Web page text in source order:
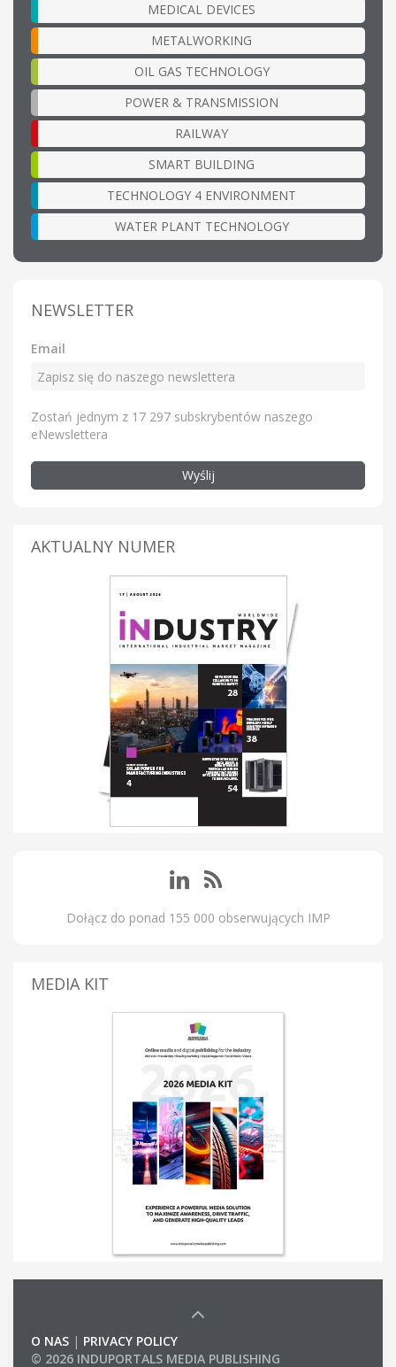
MEDICAL DEVICES
METALWORKING
OIL GAS TECHNOLOGY
POWER & TRANSMISSION
RAILWAY
SMART BUILDING
TECHNOLOGY 4 ENVIRONMENT
WATER PLANT TECHNOLOGY
NEWSLETTER
Email
Zostań jednym z 17 297 subskrybentów naszego
eNewslettera
Wyślij
AKTUALNY NUMER
Dołącz do ponad 155 000 obserwujących IMP
MEDIA KIT
O NAS | PRIVACY POLICY
© 2026 INDUPORTALS MEDIA PUBLISHING